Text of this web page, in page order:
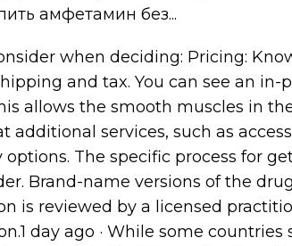
амфетамин без...
when deciding: Pricing:
and tax. You can see an in-
allows the smooth muscles in
additional services, such as
The specific process for
Brand-name versions of the
is reviewed by a licensed
day ago · While some countries